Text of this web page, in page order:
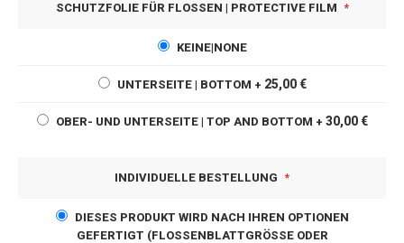
SCHUTZFOLIE FÜR FLOSSEN | PROTECTIVE FILM
KEINE|NONE
UNTERSEITE | BOTTOM + 25,00 €
OBER- UND UNTERSEITE | TOP AND BOTTOM + 30,00 €
INDIVIDUELLE BESTELLUNG
DIESES PRODUKT WIRD NACH IHREN OPTIONEN
GEFERTIGT (FLOSSENBLATTGRÖSSE ODER S